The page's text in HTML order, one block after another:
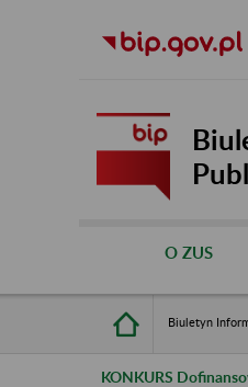
O ZUS
Biuletyn
KONKURS